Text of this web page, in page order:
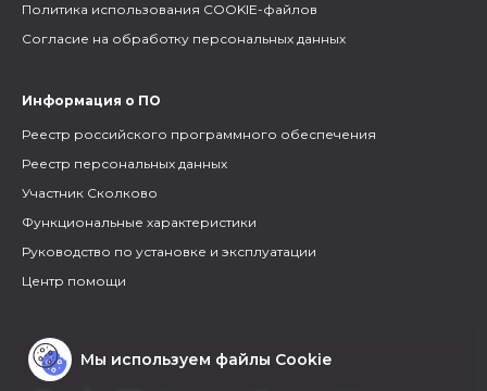
Политика использования COOKIE-файлов
Согласие на обработку персональных данных
Информация о ПО
Реестр российского программного обеспечения
Реестр персональных данных
Участник Сколково
Функциональные характеристики
Руководство по установке и эксплуатации
Центр помощи
Мы используем файлы Cookie